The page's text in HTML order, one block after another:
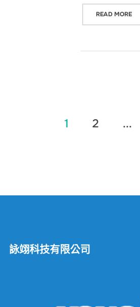
READ MORE“
1 2 ...
詠翊科技有限公司